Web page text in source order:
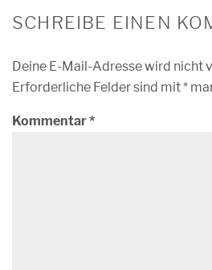
SCHREIBE EINEN
Deine E-Mail-Adresse wird nicht
Erforderliche Felder sind mit*
Kommentar*